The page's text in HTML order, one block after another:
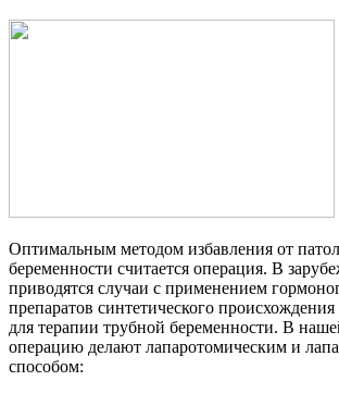
Оптимальным методом избавления от
беременности считается операция. В
приводятся случаи с применением
препаратов синтетического происхождения
для терапии трубной беременности. В
операцию делают лапаротомическим и
способом: